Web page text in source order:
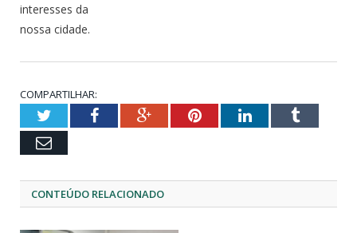
interesses da
nossa cidade.
COMPARTILHAR:
TwitterFacebookGoogle+PinterestLinkedInTumblr
Email
CONTEÚDO RELACIONADO